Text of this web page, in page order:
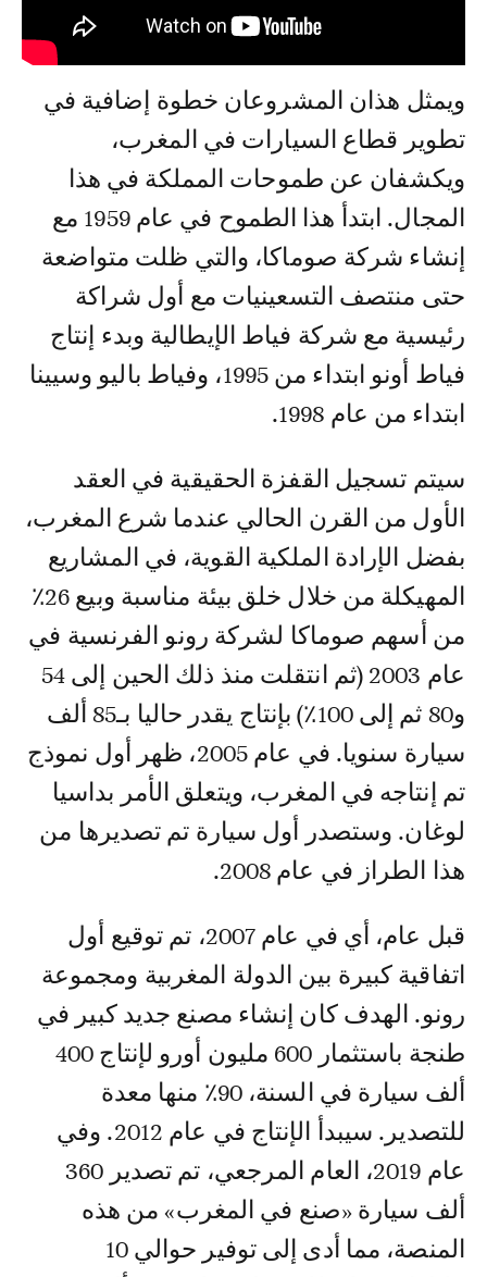
ويمثل هذان المشروعان خطوة إضافية في
تطوير قطاع السيارات في المغرب،
ويكشفان عن طموحات المملكة في هذا
المجال. ابتدأ هذا الطموح في عام 1959 مع
إنشاء شركة صوماكا، والتي ظلت متواضعة
حتى منتصف التسعينيات مع أول شراكة
رئيسية مع شركة فياط الإيطالية وبدء إنتاج
فياط أونو ابتداء من 1995، وفياط باليو وسيينا
ابتداء من عام 1998.
سيتم تسجيل القفزة الحقيقية في العقد
الأول من القرن الحالي عندما شرع المغرب،
بفضل الإرادة الملكية القوية، في المشاريع
المهيكلة من خلال خلق بيئة مناسبة وبيع 26٪
من أسهم صوماكا لشركة رونو الفرنسية في
عام 2003 (ثم انتقلت منذ ذلك الحين إلى 54
و80 ثم إلى 100٪) بإنتاج يقدر حاليا بـ85 ألف
سيارة سنويا. في عام 2005، ظهر أول نموذج
تم إنتاجه في المغرب، ويتعلق الأمر بداسيا
لوغان. وستصدر أول سيارة تم تصديرها من
هذا الطراز في عام 2008.
قبل عام، أي في عام 2007، تم توقيع أول
اتفاقية كبيرة بين الدولة المغربية ومجموعة
رونو. الهدف كان إنشاء مصنع جديد كبير في
طنجة باستثمار 600 مليون أورو لإنتاج 400
ألف سيارة في السنة، 90٪ منها معدة
للتصدير. سيبدأ الإنتاج في عام 2012. وفي
عام 2019، العام المرجعي، تم تصدير 360
ألف سيارة «صنع في المغرب» من هذه
المنصة، مما أدى إلى توفير حوالي 10